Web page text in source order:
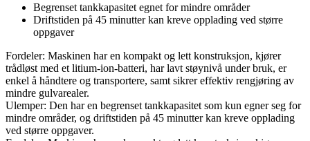
Begrenset tankkapasitet egnet for mindre områder
Driftstiden på 45 minutter kan kreve opplading ved større
oppgaver
Fordeler: Maskinen har en kompakt og lett konstruksjon, kjører
trådløst med et litium-ion-batteri, har lavt støynivå under bruk, er
enkel å håndtere og transportere, samt sikrer effektiv rengjøring av
mindre gulvarealer.
Ulemper: Den har en begrenset tankkapasitet som kun egner seg for
mindre områder, og driftstiden på 45 minutter kan kreve opplading
ved større oppgaver.